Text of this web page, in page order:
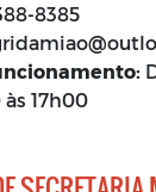
8385
às 17h00